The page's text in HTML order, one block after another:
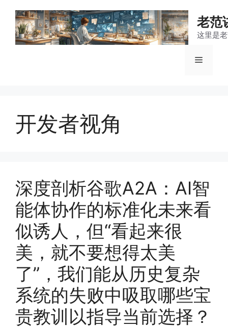
老范
这里是
菜
开发者视角
深度剖析谷歌A2A：AI智
能体协作的标准化未来看
似诱人，但“看起来很
美，就不要想得太美
了”，我们能从历史复杂
系统的失败中吸取哪些宝
贵教训以指导当前选择？